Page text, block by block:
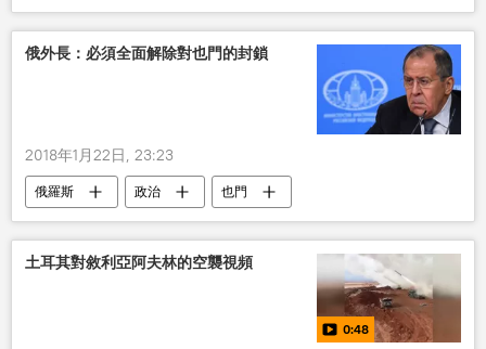
多米尼加
制裁
艘船
自衛隊
俄外長：必須全面解除對也門的封鎖
2018年1月22日, 23:23
俄羅斯 政治 也門
土耳其對敘利亞阿夫林的空襲視頻
0:48